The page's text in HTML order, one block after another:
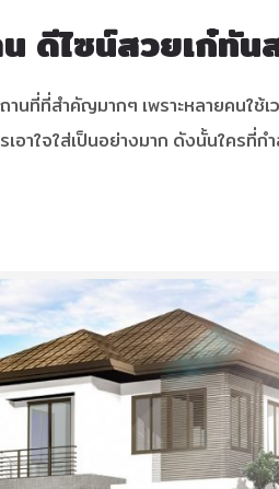
ดีไซน์สวยเก๋ทัน
านที่ที่สำคัญมากๆ เพราะหลายคนใ
อาใจใส่เป็นอย่างมาก ดังนั้นใครที่ก